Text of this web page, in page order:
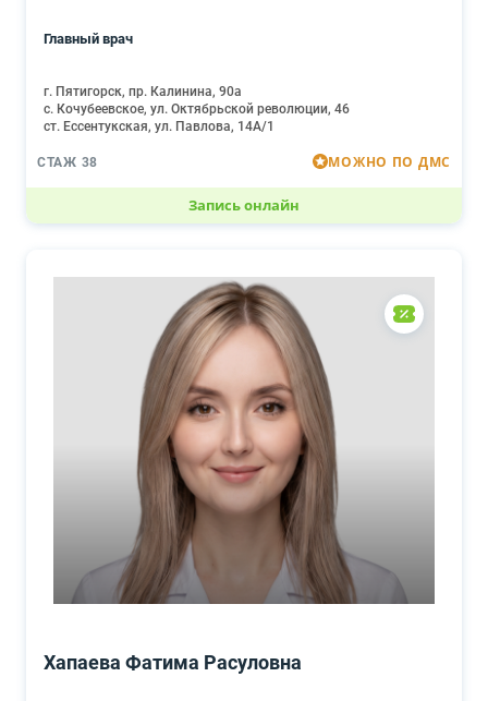
Главный врач
г. Пятигорск, пр. Калинина, 90а
с. Кочубеевское, ул. Октябрьской революции, 46
ст. Ессентукская, ул. Павлова, 14А/1
СТАЖ 38 МОЖНО ПО ДМС
Запись онлайн
Хапаева Фатима Расуловна